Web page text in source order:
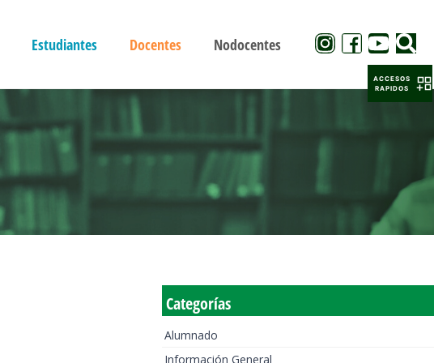
Estudiantes Docentes Nodocentes
Categorías
Alumnado
Información General
ACCESOS
RAPIDOS